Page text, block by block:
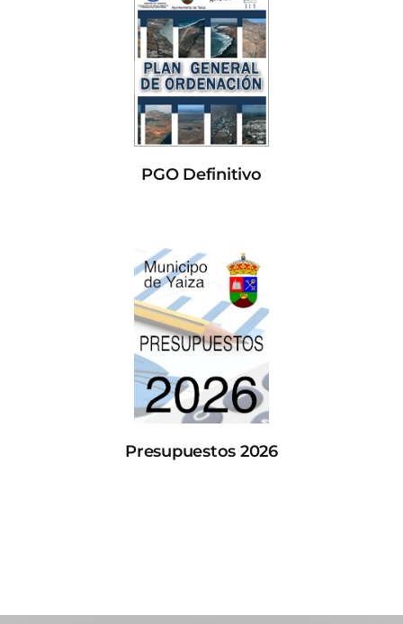
PGO Definitivo
Presupuestos 2026